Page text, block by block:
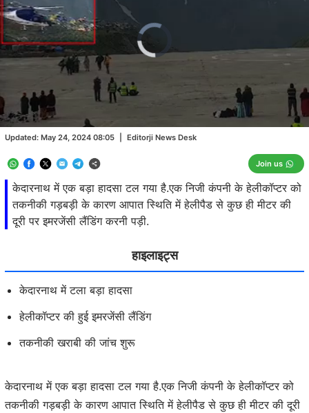
केदारनाथ में एक बड़ा हादसा टल गया है.एक निजी कंपनी के हेलीकॉप्टर को
तकनीकी गड़बड़ी के कारण आपात स्थिति में हेलीपैड से कुछ ही मीटर की
दूरी पर इमरजेंसी लैंडिंग करनी पड़ी.
Updated: May 24, 2024 08:05 Editorji News Desk
Join us
Video
Player
is
loading.
हाइलाइट्स
केदारनाथ में टला बड़ा हादसा
हेलीकॉप्टर की हुई इमरजेंसी लैंडिंग
तकनीकी खराबी की जांच शुरू
केदारनाथ में एक बड़ा हादसा टल गया है.एक निजी कंपनी के हेलीकॉप्टर को
तकनीकी गड़बड़ी के कारण आपात स्थिति में हेलीपैड से कुछ ही मीटर की दूरी